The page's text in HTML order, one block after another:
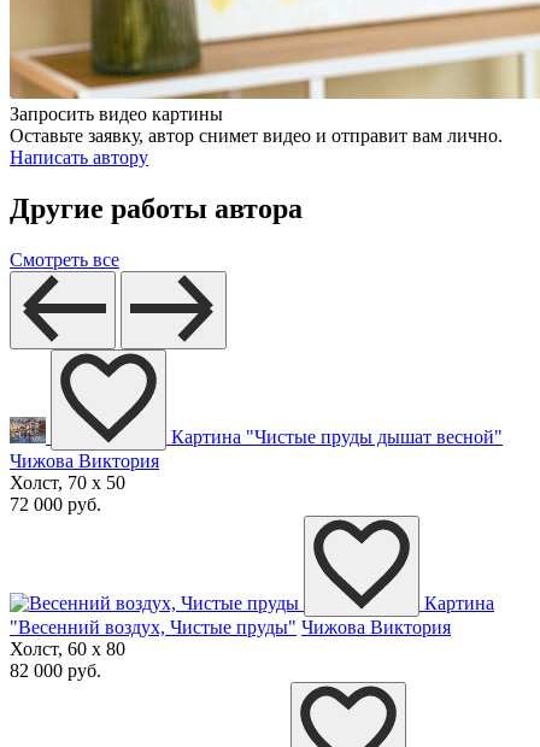
Запросить видео картины
Оставьте заявку, автор снимет видео и отправит вам лично.
Написать автору
Другие работы автора
Смотреть все
Картина "Чистые пруды дышат весной"
Чижова Виктория
Холст, 70 x 50
72 000 руб.
Картина
"Весенний воздух, Чистые пруды" Чижова Виктория
Холст, 60 x 80
82 000 руб.